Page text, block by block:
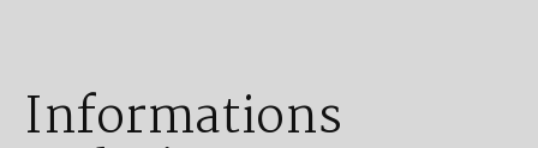
Informations